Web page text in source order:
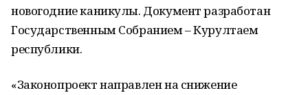
новогодние каникулы. Документ разработан
Государственным Собранием – Курултаем
республики.
«Законопроект направлен на снижение